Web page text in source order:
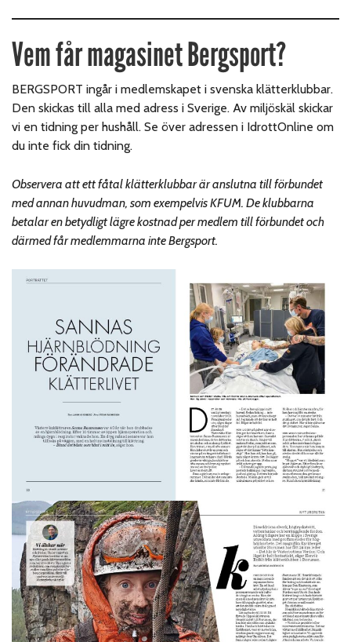
Vem får magasinet Bergsport?
BERGSPORT ingår i medlemskapet i svenska klätterklubbar.
Den skickas till alla med adress i Sverige. Av miljöskäl skickar
vi en tidning per hushåll. Se över adressen i IdrottOnline om
du inte fick din tidning.
Observera att ett fåtal klätterklubbar är anslutna till förbundet
med annan huvudman, som exempelvis KFUM. De klubbarna
betalar en betydligt lägre kostnad per medlem till förbundet och
därmed får medlemmarna inte Bergsport.